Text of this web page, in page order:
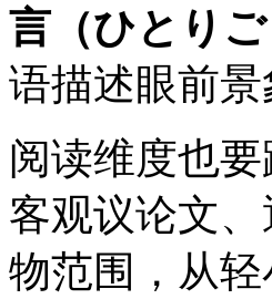
言（ひとり
语描述眼前
阅读维度也
客观议论文
物范围，从